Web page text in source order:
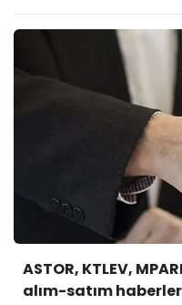
haberleri…
ASTOR, KTLEV,
alım-satım